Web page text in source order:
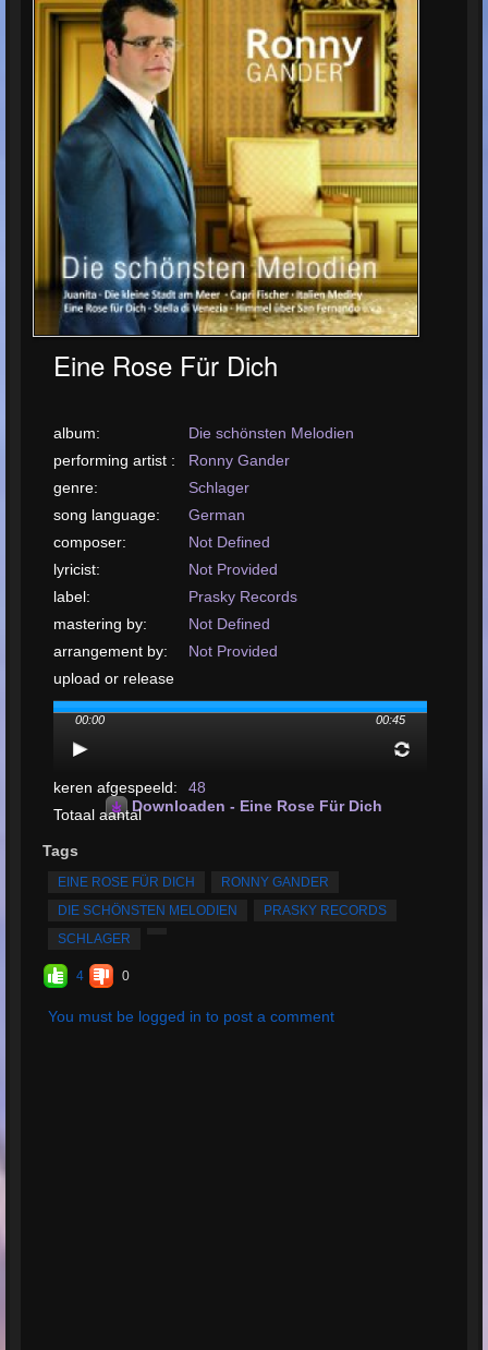
Eine Rose Für Dich
album:
Die schönsten Melodien
performing artist :
Ronny Gander
genre:
Schlager
song language:
German
composer:
Not Defined
lyricist:
Not Provided
label:
Prasky Records
mastering by:
Not Defined
arrangement by:
Not Provided
upload or release
date:
April, 2012
Totaal aantal
keren afgespeeld:
48
Totaal aantal
00:00 00:45
Downloaden - Eine Rose Für Dich
Tags
EINE ROSE FÜR DICH
RONNY GANDER
DIE SCHÖNSTEN MELODIEN
PRASKY RECORDS
SCHLAGER
4 0
You must be logged in to post a comment